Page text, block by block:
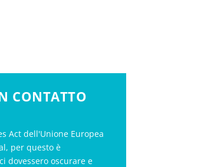
CONTATTO
Act dell'Unione Europea
per questo è
dovessero oscurare e